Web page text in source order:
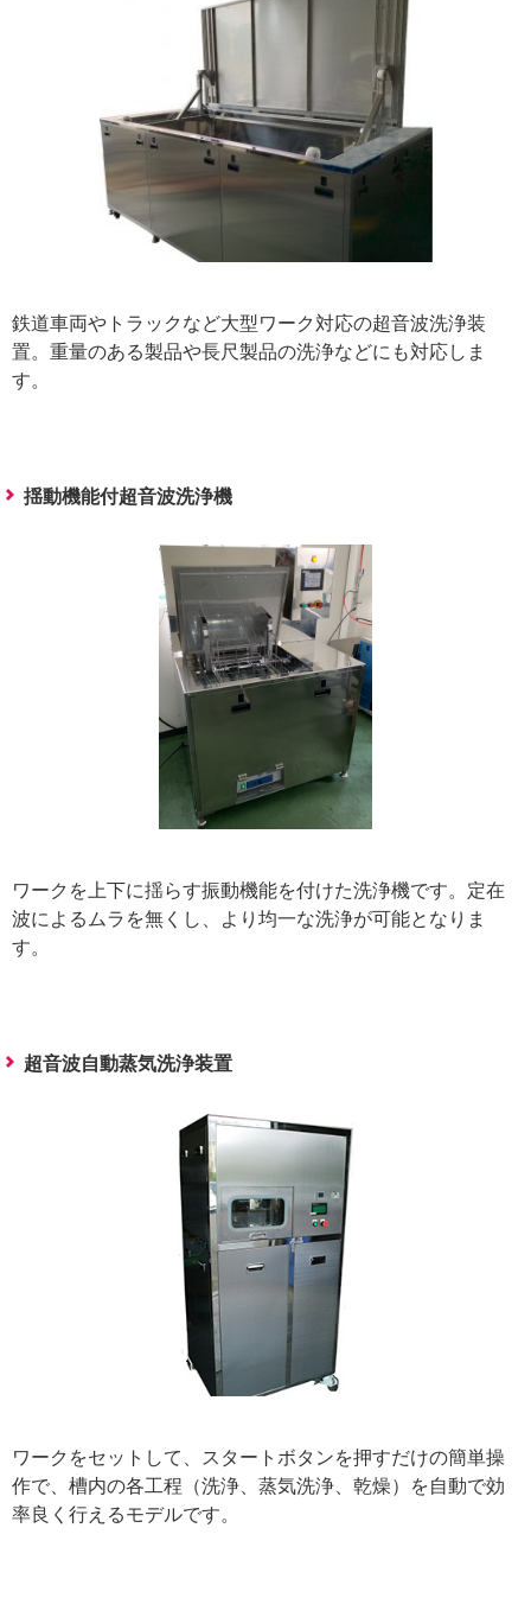
鉄道車両やトラックなど大型ワーク対応の超音波洗浄装
置。重量のある製品や長尺製品の洗浄などにも対応しま
す。
揺動機能付超音波洗浄機
ワークを上下に揺らす振動機能を付けた洗浄機です。定在
波によるムラを無くし、より均一な洗浄が可能となりま
す。
超音波自動蒸気洗浄装置
ワークをセットして、スタートボタンを押すだけの簡単操
作で、槽内の各工程（洗浄、蒸気洗浄、乾燥）を自動で効
率良く行えるモデルです。